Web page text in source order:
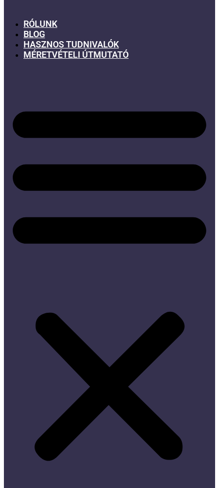
RÓLUNK
BLOG
HASZNOS TUDNIVALÓK
MÉRETVÉTELI ÚTMUTATÓ